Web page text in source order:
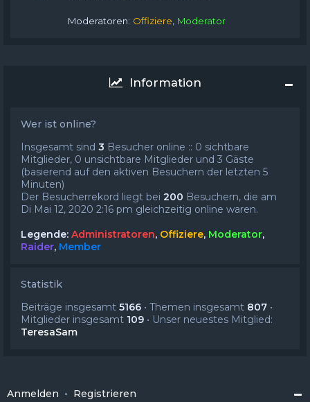
Moderatoren: Offiziere, Moderator
Information
Wer ist online?
Insgesamt sind 3 Besucher online :: 0 sichtbare
Mitglieder, 0 unsichtbare Mitglieder und 3 Gäste
(basierend auf den aktiven Besuchern der letzten 5
Minuten)
Der Besucherrekord liegt bei 200 Besuchern, die am
Di Mai 12, 2020 2:16 pm gleichzeitig online waren.
Legende: Administratoren, Offiziere, Moderator,
Raider, Member
Statistik
Beiträge insgesamt 5166 • Themen insgesamt 807 •
Mitglieder insgesamt 109 • Unser neuestes Mitglied:
TeresaSam
Anmelden • Registrieren